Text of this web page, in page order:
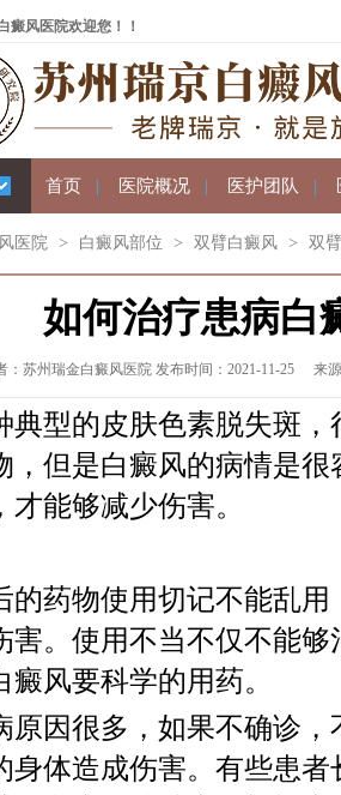
癜风医院欢迎您！！
首页 | 医院概况 | 医护团队 |
医院 > 白癜风部位 > 双臂白癜风 > 双
如何治疗患病白
：苏州瑞金白癜风医院 发布时间：2021-11-25 来
典型的皮肤色素脱失斑
，但是白癜风的病情是
能够减少伤害。
的药物使用切记不能乱
害。使用不当不仅不能
风要科学的用药。
原因很多，如果不确诊
身体造成伤害。有些患